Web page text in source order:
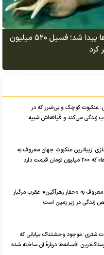
حلقه گمشده تکامل اختاپوس‌ها پیدا شد؛ فسیل ۵۲۰ میلیون
کرد
عنکبوت کوچک و بی‌ضرر که در
زندگی می‌کند و قیافه‌اش شبیه
زیباترین عنکبوت جهان معروف به
قیمت دارد
به «حفار زهرآگین»؛ عقرب مرگبار
زندگی در زیر زمین است
شتری؛ موجود وحشتناک بیابانی که
افسانه‌ها دربارۀ آن ساخته شده